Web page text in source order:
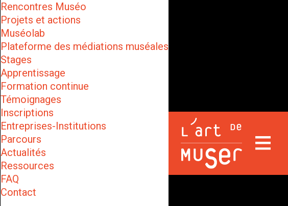
Rencontres Muséo
Projets et actions
Muséolab
Plateforme des médiations muséales
Stages
Apprentissage
Formation continue
Témoignages
Inscriptions
Entreprises-Institutions
Parcours
Actualités
Ressources
FAQ
Contact